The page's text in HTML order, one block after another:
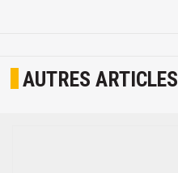
AUTRES ARTICLES